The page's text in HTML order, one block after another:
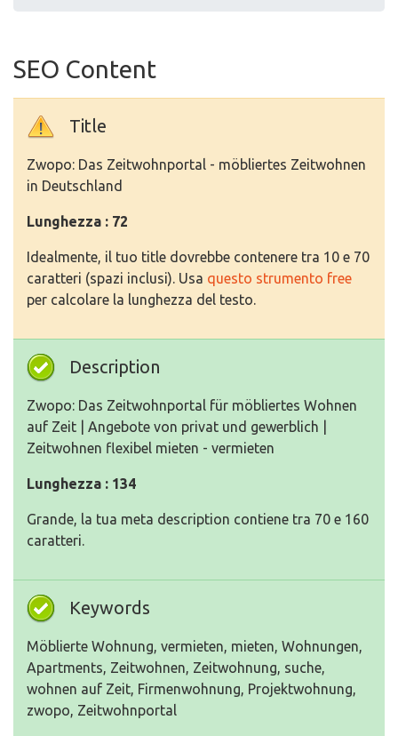
SEO Content
Title
Zwopo: Das Zeitwohnportal - möbliertes Zeitwohnen
in Deutschland
Lunghezza : 72
Idealmente, il tuo title dovrebbe contenere tra 10 e 70
caratteri (spazi inclusi). Usa questo strumento free
per calcolare la lunghezza del testo.
Description
Zwopo: Das Zeitwohnportal für möbliertes Wohnen
auf Zeit | Angebote von privat und gewerblich |
Zeitwohnen flexibel mieten - vermieten
Lunghezza : 134
Grande, la tua meta description contiene tra 70 e 160
caratteri.
Keywords
Möblierte Wohnung, vermieten, mieten, Wohnungen,
Apartments, Zeitwohnen, Zeitwohnung, suche,
wohnen auf Zeit, Firmenwohnung, Projektwohnung,
zwopo, Zeitwohnportal